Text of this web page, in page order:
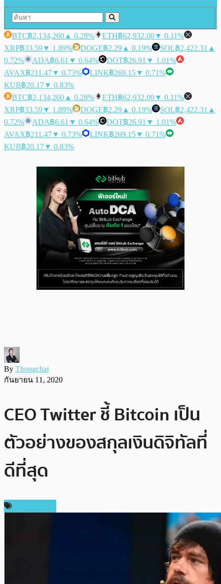
BTC฿2,134,260 ▲ 0.28% ETH฿62,932.00▼ 0.11%
XRP฿33.59▼ 1.89% DOGE฿2.29 ▲ 0.19% SOL฿2,422.31 ▲
0.72%
ADA฿6.61 ▼ 0.64% DOT฿26.91 ▼ 1.01%
AVAX฿211.47▼ 0.73% LINK฿269.15▼ 0.71%
KUB฿20.17▼ 0.83%
BTC฿2,134,260 ▲ 0.28% ETH฿62,932.00▼ 0.11%
XRP฿33.59▼ 1.89% DOGE฿2.29 ▲ 0.19% SOL฿2,422.31 ▲
0.72%
ADA฿6.61 ▼ 0.64% DOT฿26.91 ▼ 1.01%
AVAX฿211.47▼ 0.73% LINK฿269.15▼ 0.71%
KUB฿20.17▼ 0.83%
By Thongchai
กันยายน 11, 2020
CEO Twitter ชี้ Bitcoin เป็น
ตัวอย่างของสกุลเงินดิจิทัลที่
ดีที่สุด